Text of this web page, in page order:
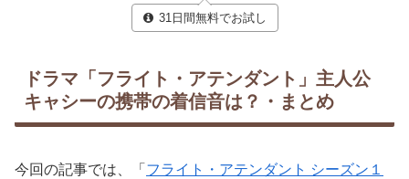
31日間無料でお試し
ドラマ「フライト・アテンダント」主人公
キャシーの携帯の着信音は？・まとめ
今回の記事では、「 フライト・アテンダント シーズン１